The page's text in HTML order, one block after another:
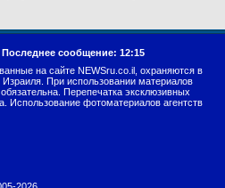
Последнее сообщение: 12:15
на сайте NEWSru.co.il, охраняются в
Израиля. При использовании материалов
обязательна. Перепечатка эксклюзивных
Использование фотоматериалов агентств